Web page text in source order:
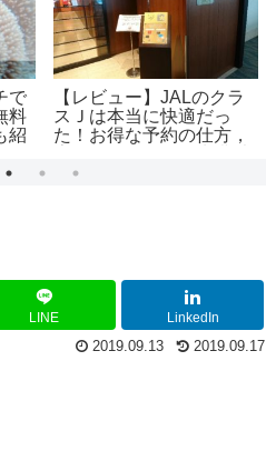
で
料
紹
【レビュー】JALのクラ
スＪは本当に快適だっ
た！お得な予約の仕方，
の有無等を解説！
LINE
LinkedIn
2019.09.17
2019.09.13